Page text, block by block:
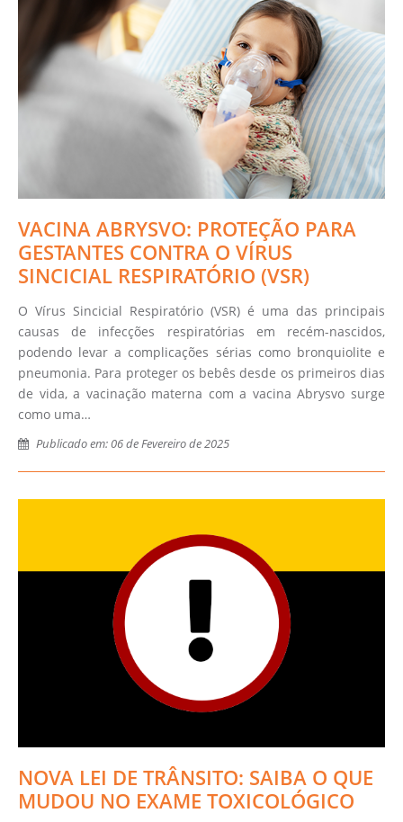
VACINA ABRYSVO: PROTEÇÃO PARA
GESTANTES CONTRA O VÍRUS
SINCICIAL RESPIRATÓRIO (VSR)
O Vírus Sincicial Respiratório (VSR) é uma das principais
causas de infecções respiratórias em recém-nascidos,
podendo levar a complicações sérias como bronquiolite e
pneumonia. Para proteger os bebês desde os primeiros dias
de vida, a vacinação materna com a vacina Abrysvo surge
como uma…
Publicado em: 06 de Fevereiro de 2025
NOVA LEI DE TRÂNSITO: SAIBA O QUE
MUDOU NO EXAME TOXICOLÓGICO